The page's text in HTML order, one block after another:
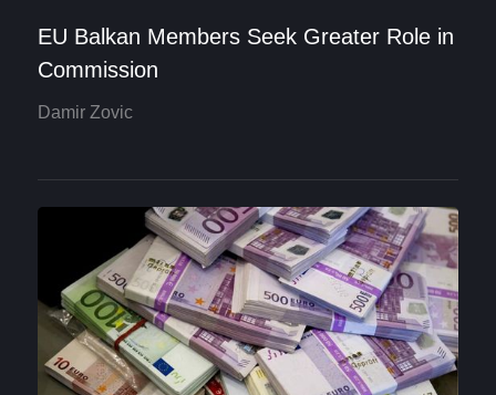
EU Balkan Members Seek Greater Role in
Commission
Damir Zovic